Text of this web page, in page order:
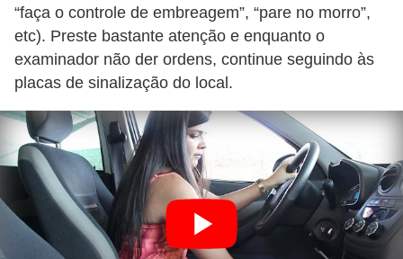
“faça o controle de embreagem”, “pare no morro”,
etc). Preste bastante atenção e enquanto o
examinador não der ordens, continue seguindo às
placas de sinalização do local.